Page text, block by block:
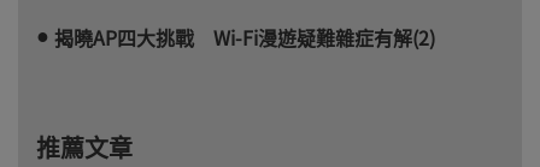
揭曉AP四大挑戰 Wi-Fi漫遊疑難雜症有解(2)
推薦文章